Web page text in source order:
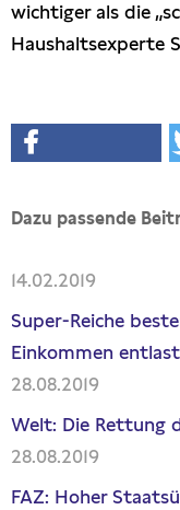
wichtiger als die
Haushaltsexperte
Dazu passende
14.02.2019
Super-Reiche
Einkommen
28.08.2019
Welt: Die Rettung
28.08.2019
FAZ: Hoher